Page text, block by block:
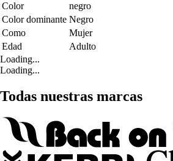
Color
negro
Color dominante Negro
Como
Mujer
Edad
Adulto
Loading...
Loading...
Todas nuestras marcas